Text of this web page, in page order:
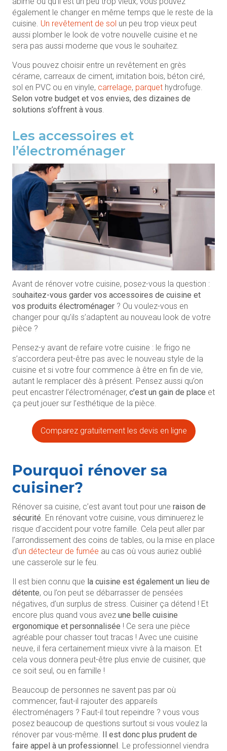
également le changer en même temps que le reste de la
cuisine. Un revêtement de sol un peu trop vieux peut
aussi plomber le look de votre nouvelle cuisine et ne
sera pas aussi moderne que vous le souhaitez.
Vous pouvez choisir entre un revêtement en grès
cérame, carreaux de ciment, imitation bois, béton ciré,
sol en PVC ou en vinyle, carrelage, parquet hydrofuge.
Selon votre budget et vos envies, des dizaines de
solutions s’offrent à vous.
Les accessoires et
l’électroménager
Avant de rénover votre cuisine, posez-vous la question :
souhaitez-vous garder vos accessoires de cuisine et
vos produits électroménager ? Ou voulez-vous en
changer pour qu’ils s’adaptent au nouveau look de votre
pièce ?
Pensez-y avant de refaire votre cuisine : le frigo ne
s’accordera peut-être pas avec le nouveau style de la
cuisine et si votre four commence à être en fin de vie,
autant le remplacer dès à présent. Pensez aussi qu’on
peut encastrer l’électroménager, c’est un gain de place et
ça peut jouer sur l’esthétique de la pièce.
Comparez gratuitement les devis en ligne
Pourquoi rénover sa
cuisiner?
Rénover sa cuisine, c’est avant tout pour une raison de
sécurité . En rénovant votre cuisine, vous diminuerez le
risque d’accident pour votre famille. Cela peut aller par
l’arrondissement des coins de tables, ou la mise en place
d’un détecteur de fumée au cas où vous auriez oublié
une casserole sur le feu.
Il est bien connu que la cuisine est également un lieu de
détente, ou l’on peut se débarrasser de pensées
négatives, d’un surplus de stress. Cuisiner ça détend ! Et
encore plus quand vous avez une belle cuisine
ergonomique et personnalisée ! Ce sera une pièce
agréable pour chasser tout tracas ! Avec une cuisine
neuve, il fera certainement mieux vivre à la maison. Et
cela vous donnera peut-être plus envie de cuisiner, que
ce soit seul, ou en famille !
Beaucoup de personnes ne savent pas par où
commencer, faut-il rajouter des appareils
électroménagers ? Faut-il tout repeindre ? vous vous
posez beaucoup de questions surtout si vous voulez la
rénover par vous-même. Il est donc plus prudent de
faire appel à un professionnel . Le professionnel viendra